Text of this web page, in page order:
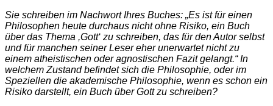
Sie schreiben im Nachwort Ihres Buches: „Es ist für einen
Philosophen heute durchaus nicht ohne Risiko, ein Buch
über das Thema ,Gott‘ zu schreiben, das für den Autor selbst
und für manchen seiner Leser eher unerwartet nicht zu
einem atheistischen oder agnostischen Fazit gelangt.“In
welchem Zustand befindet sich die Philosophie, oder im
Speziellen die akademische Philosophie, wenn es schon ein
Risiko darstellt, ein Buch über Gott zu schreiben?